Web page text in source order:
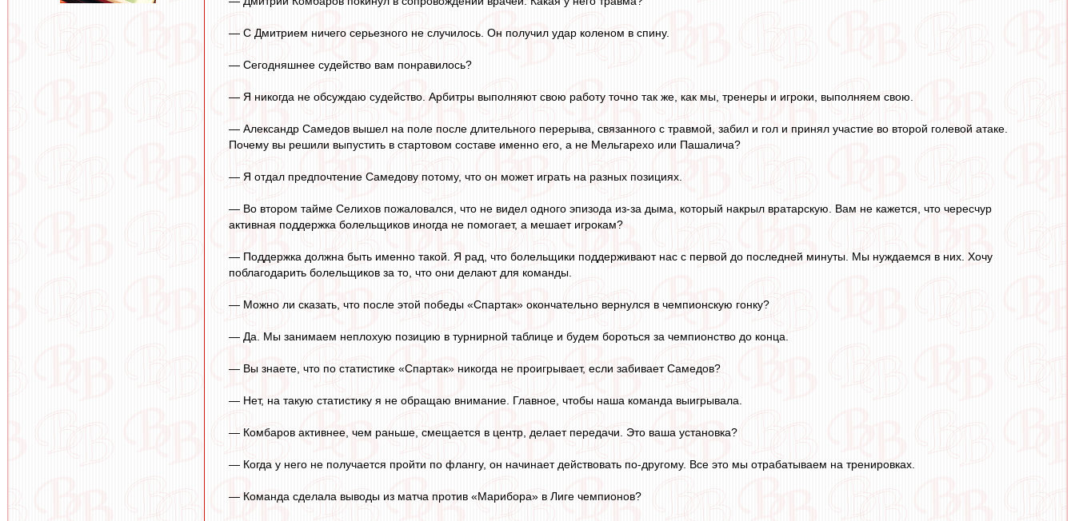
— С Дмитрием ничего серьезного не случилось. Он получил удар коленом в спину.
— Сегодняшнее судейство вам понравилось?
— Я никогда не обсуждаю судейство. Арбитры выполняют свою работу точно так же, как мы, тренеры и игроки, выполняем свою.
— Александр Самедов вышел на поле после длительного перерыва, связанного с травмой, забил и гол и принял участие во второй голевой атаке.
Почему вы решили выпустить в стартовом составе именно его, а не Мельгарехо или Пашалича?
— Я отдал предпочтение Самедову потому, что он может играть на разных позициях.
— Во втором тайме Селихов пожаловался, что не видел одного эпизода из-за дыма, который накрыл вратарскую. Вам не кажется, что чересчур
активная поддержка болельщиков иногда не помогает, а мешает игрокам?
— Поддержка должна быть именно такой. Я рад, что болельщики поддерживают нас с первой до последней минуты. Мы нуждаемся в них. Хочу
поблагодарить болельщиков за то, что они делают для команды.
— Можно ли сказать, что после этой победы «Спартак» окончательно вернулся в чемпионскую гонку?
— Да. Мы занимаем неплохую позицию в турнирной таблице и будем бороться за чемпионство до конца.
— Вы знаете, что по статистике «Спартак» никогда не проигрывает, если забивает Самедов?
— Нет, на такую статистику я не обращаю внимание. Главное, чтобы наша команда выигрывала.
— Комбаров активнее, чем раньше, смещается в центр, делает передачи. Это ваша установка?
— Когда у него не получается пройти по флангу, он начинает действовать по-другому. Все это мы отрабатываем на тренировках.
— Команда сделала выводы из матча против «Марибора» в Лиге чемпионов?